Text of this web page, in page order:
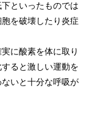
といったものでは
を破壊したり炎症
に酸素を体に取り
ると激しい運動を
いと十分な呼吸が